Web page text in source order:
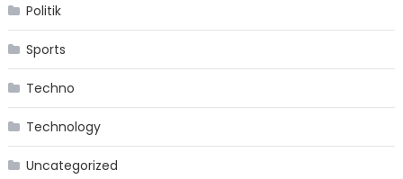
Politik
Sports
Techno
Technology
Uncategorized